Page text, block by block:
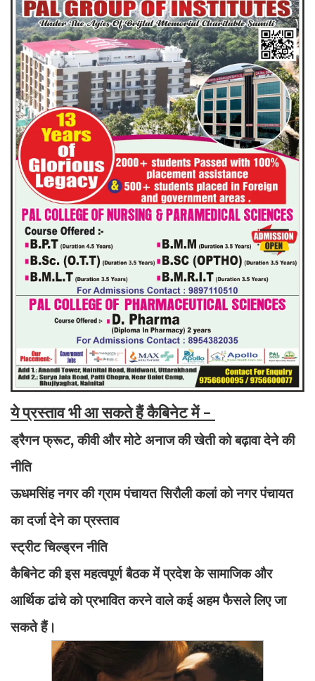
ये प्रस्ताव भी आ सकते हैं कैबिनेट में -
ड्रैगन फ्रूट, कीवी और मोटे अनाज की खेती को बढ़ावा देने की
नीति
ऊधमसिंह नगर की ग्राम पंचायत सिरौली कलां को नगर पंचायत
का दर्जा देने का प्रस्ताव
स्ट्रीट चिल्ड्रन नीति
कैबिनेट की इस महत्वपूर्ण बैठक में प्रदेश के सामाजिक और
आर्थिक ढांचे को प्रभावित करने वाले कई अहम फैसले लिए जा
सकते हैं।